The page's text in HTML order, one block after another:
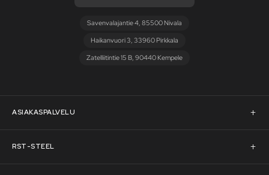
Savenvalajantie 4, 85500 Nivala
Haikanvuori 3, 33960 Pirkkala
Zatelliitintie 15 B, 90440 Kempele
ASIAKASPALVELU
Asiakaspalvelu
RST-STEEL